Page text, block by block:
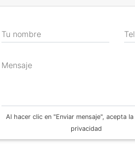
Tu nombre
Mensaje
Al hacer clic en "Enviar mensaje", acepta
privacidad